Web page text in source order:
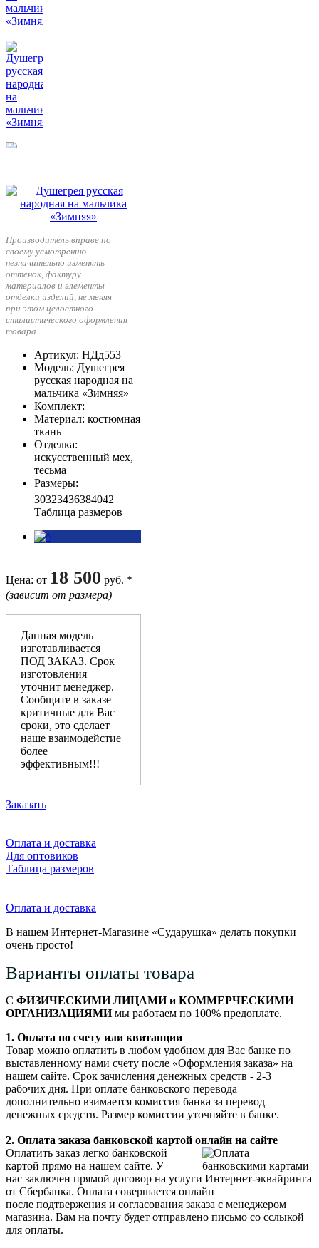
Производитель вправе по
своему усмотрению
незначительно изменять
оттенок, фактуру
материалов и элементы
отделки изделий, не меняя
при этом целостного
стилистического оформления
товара.
Артикул: НДд553
Модель: Душегрея
русская народная на
мальчика «Зимняя»
Комплект:
Материал: костюмная
ткань
Отделка:
искусственный мех,
тесьма
Размеры:
30323436384042
Таблица размеров
Цена: от 18 500 руб. *
(зависит от размера)
Данная модель
изготавливается
ПОД ЗАКАЗ. Срок
изготовления
уточнит менеджер.
Сообщите в заказе
критичные для Вас
сроки, это сделает
наше взаимодейстие
более
эффективным!!!
Заказать
Оплата и доставка
Для оптовиков
Таблица размеров
Оплата и доставка
В нашем Интернет-Магазине «Сударушка» делать покупки
очень просто!
Варианты оплаты товара
С ФИЗИЧЕСКИМИ ЛИЦАМИ и КОММЕРЧЕСКИМИ
ОРГАНИЗАЦИЯМИмы работаем по 100% предоплате.
1. Оплата по счету или квитанции
Товар можно оплатить в любом удобном для Вас банке по
выставленному нами счету после «Оформления заказа» на
нашем сайте. Срок зачисления денежных средств - 2-3
рабочих дня. При оплате банковского перевода
дополнительно взимается комиссия банка за перевод
денежных средств. Размер комиссии уточняйте в банке.
2. Оплата заказа банковской картой онлайн на сайте
Оплатить заказ легко банковской
картой прямо на нашем сайте. У
нас заключен прямой договор на услуги Интернет-эквайринга
от Сбербанка. Оплата совершается онлайн
после подтвержения и согласования заказа с менеджером
магазина. Вам на почту будет отправлено письмо со сслыкой
для оплаты.